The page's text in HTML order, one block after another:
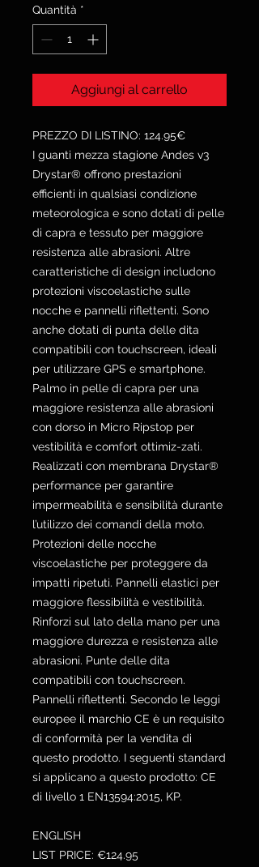
Quantità *
Aggiungi al carrello
PREZZO DI LISTINO: 124.95€
I guanti mezza stagione Andes v3
Drystar® offrono prestazioni
efficienti in qualsiasi condizione
meteorologica e sono dotati di pelle
di capra e tessuto per maggiore
resistenza alle abrasioni. Altre
caratteristiche di design includono
protezioni viscoelastiche sulle
nocche e pannelli riflettenti. Sono
anche dotati di punta delle dita
compatibili con touchscreen, ideali
per utilizzare GPS e smartphone.
Palmo in pelle di capra per una
maggiore resistenza alle abrasioni
con dorso in Micro Ripstop per
vestibilità e comfort ottimiz-zati.
Realizzati con membrana Drystar®
performance per garantire
impermeabilità e sensibilità durante
l’utilizzo dei comandi della moto.
Protezioni delle nocche
viscoelastiche per proteggere da
impatti ripetuti. Pannelli elastici per
maggiore flessibilità e vestibilità.
Rinforzi sul lato della mano per una
maggiore durezza e resistenza alle
abrasioni. Punte delle dita
compatibili con touchscreen.
Pannelli riflettenti. Secondo le leggi
europee il marchio CE è un requisito
di conformità per la vendita di
questo prodotto. I seguenti standard
si applicano a questo prodotto: CE
di livello 1 EN13594:2015, KP.
ENGLISH
LIST PRICE: €124.95